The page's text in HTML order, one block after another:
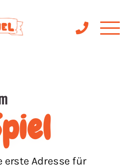
erste Adresse für